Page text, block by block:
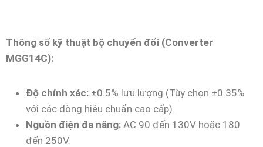
Thông số kỹ thuật bộ chuyển đổi (Converter
MGG14C):
Độ chính xác: ±0.5% lưu lượng (Tùy chọn ±0.35%
với các dòng hiệu chuẩn cao cấp).
Nguồn điện đa năng: AC 90 đến 130V hoặc 180
đến 250V.